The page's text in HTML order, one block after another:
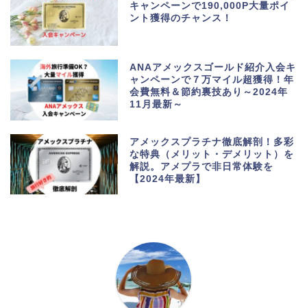
キャンペーンで190,000P大量ポイ
ント獲得のチャンス！
ANAアメックスゴールド紹介入会キ
ャンペーンで７万マイル超獲得！年
会費無料＆節約裏技あり～2024年
11月最新～
アメックスプラチナ徹底解剖！多彩
な特典（メリット・デメリット）を
解説。アメプラで非日常体験を
【2024年最新】